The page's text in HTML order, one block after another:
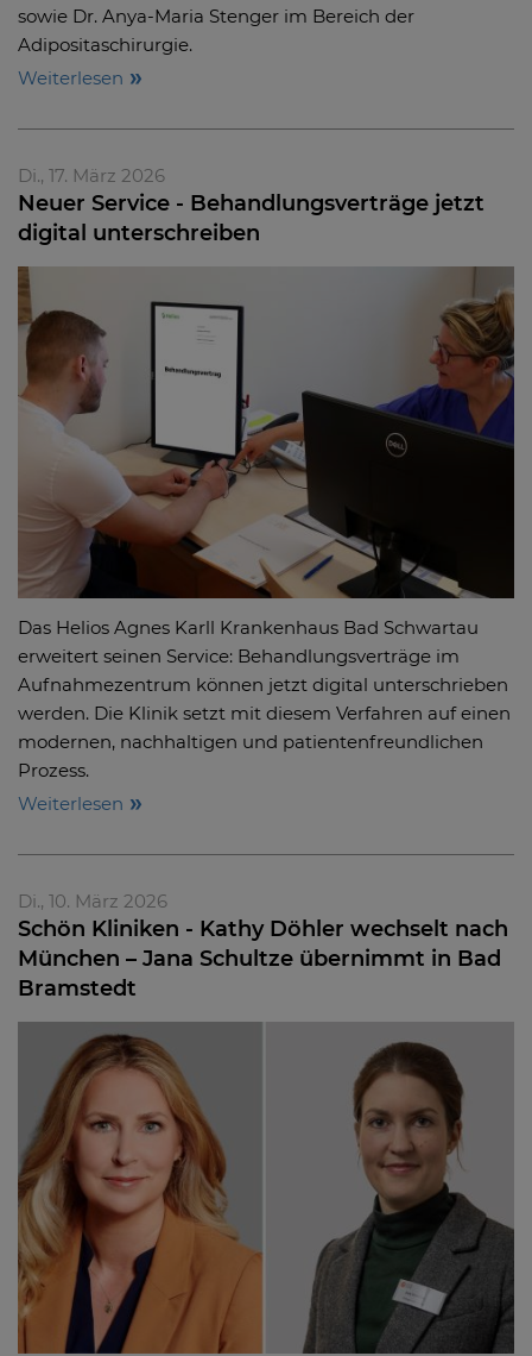
sowie Dr. Anya-Maria Stenger im Bereich der
Adipositaschirurgie.
Weiterlesen
Di., 17. März 2026
Neuer Service - Behandlungsverträge jetzt
digital unterschreiben
Das Helios Agnes Karll Krankenhaus Bad Schwartau
erweitert seinen Service: Behandlungsverträge im
Aufnahmezentrum können jetzt digital unterschrieben
werden. Die Klinik setzt mit diesem Verfahren auf einen
modernen, nachhaltigen und patientenfreundlichen
Prozess.
Weiterlesen
Di., 10. März 2026
Schön Kliniken - Kathy Döhler wechselt nach
München – Jana Schultze übernimmt in Bad
Bramstedt